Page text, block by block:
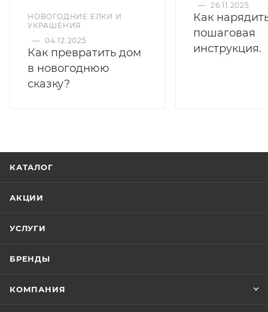
НОВОГОДНИЕ ЕЛКИ И
УКРАШЕНИЯ
— 04.12.2025
Как превратить дом
в новогоднюю
сказку?
— 26.11.2025
Как
пошаговая
инструкция.
КАТАЛОГ
АКЦИИ
УСЛУГИ
БРЕНДЫ
КОМПАНИЯ